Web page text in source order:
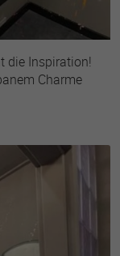
die Inspiration!
Charme